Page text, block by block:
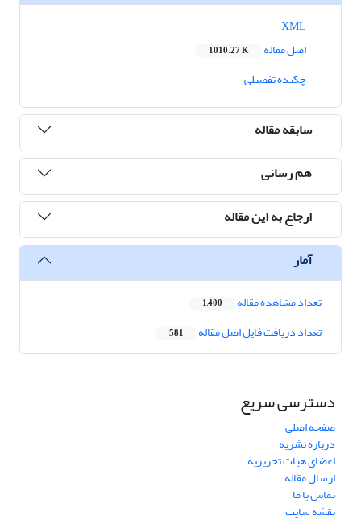
اصل مقاله
1010.27 K
چکیده تفصیلی
سابقه مقاله
هم رسانی
ارجاع به این مقاله
آمار
تعداد مشاهده مقاله 1,400
تعداد دریافت فایل اصل مقاله 581
دسترسی سریع
صفحه اصلی
درباره نشریه
اعضای هیات تحریریه
ارسال مقاله
تماس با ما
نقشه سایت